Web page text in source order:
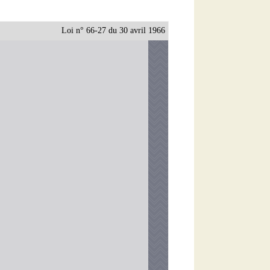
Loi n° 66-27 du 30 avril 1966